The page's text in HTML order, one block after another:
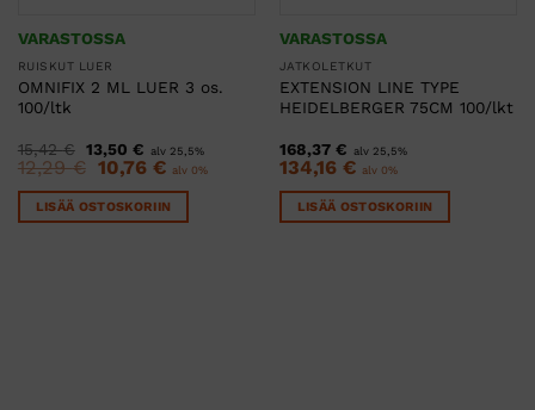
VARASTOSSA
RUISKUT LUER
OMNIFIX 2 ML LUER 3 os.
100/ltk
15,42€ Alkuperäinen
hinta
oli:
15,42 €.
13,50 €Nykyinen
hinta
on:
13,50 €.
alv 25,5%
12,29€
Alkuperäinen
hinta
oli:
12,29 €.
10,76 €Nykyinen
hinta
on:
10,76 €.
alv 0%
LISÄÄ OSTOSKORIIN
VARASTOSSA
JATKOLETKUT
EXTENSION LINE TYPE
HEIDELBERGER 75CM 100/lkt
168,37 € alv 25,5%
134,16 € alv 0%
LISÄÄ OSTOSKORIIN